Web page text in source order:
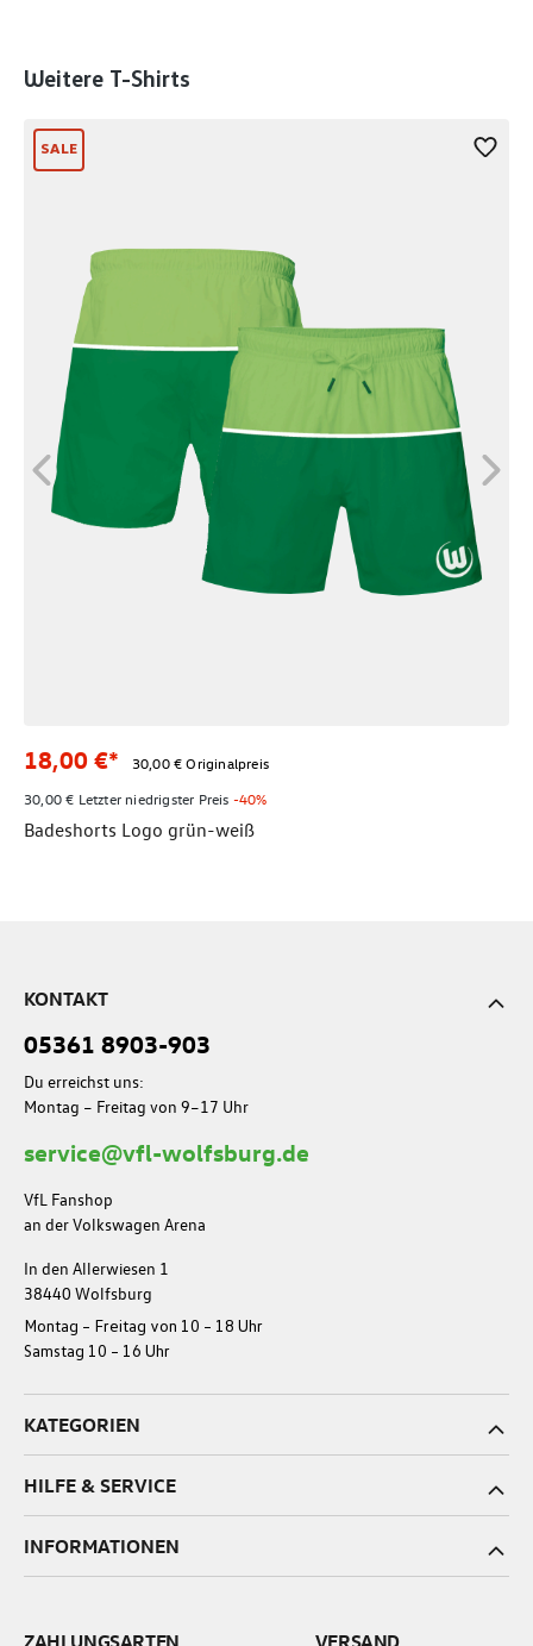
Produktgalerie überspringen
Weitere T-Shirts
SALE
18,00 €*
30,00 € Originalpreis
30,00 € Letzter niedrigster Preis -40%
Badeshorts Logo grün-weiß
KONTAKT
05361 8903-903
Du erreichst uns:
Montag – Freitag von 9–17 Uhr
service@vfl-wolfsburg.de
VfL Fanshop
an der Volkswagen Arena
In den Allerwiesen 1
38440 Wolfsburg
Montag – Freitag von 10 – 18 Uhr
Samstag 10 – 16 Uhr
KATEGORIEN
HILFE & SERVICE
INFORMATIONEN
VERSAND
ZAHLUNGSARTEN